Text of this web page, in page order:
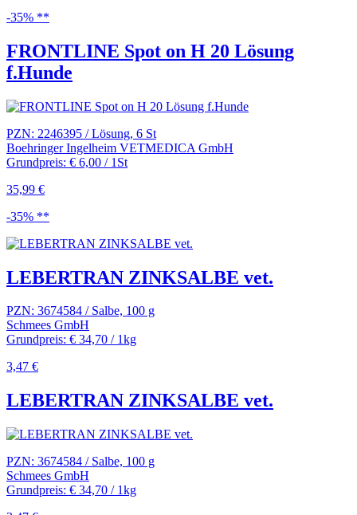
-35% **
FRONTLINE Spot on H 20 Lösung
f.Hunde
PZN: 2246395 / Lösung, 6 St
Boehringer Ingelheim VETMEDICA GmbH
Grundpreis: € 6,00 / 1St
35,99 €
-35% **
LEBERTRAN ZINKSALBE vet.
PZN: 3674584 / Salbe, 100 g
Schmees GmbH
Grundpreis: € 34,70 / 1kg
3,47 €
LEBERTRAN ZINKSALBE vet.
PZN: 3674584 / Salbe, 100 g
Schmees GmbH
Grundpreis: € 34,70 / 1kg